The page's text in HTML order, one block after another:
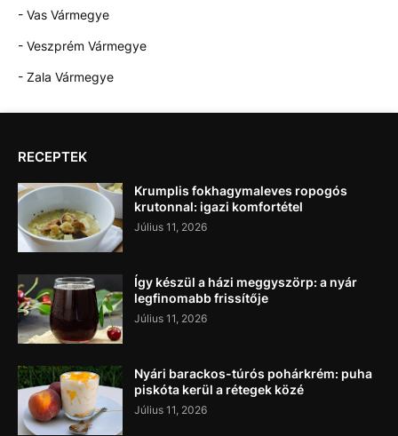
- Vas Vármegye
- Veszprém Vármegye
- Zala Vármegye
RECEPTEK
Krumplis fokhagymaleves ropogós
krutonnal: igazi komfortétel
Július 11, 2026
Így készül a házi meggyszörp: a nyár
legfinomabb frissítője
Július 11, 2026
Nyári barackos-túrós pohárkrém: puha
piskóta kerül a rétegek közé
Július 11, 2026